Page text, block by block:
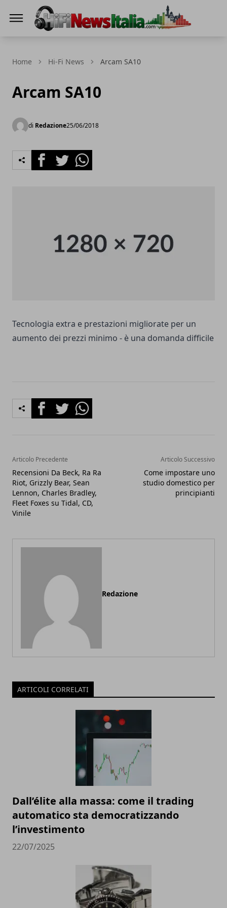
Home Hi-Fi News Arcam SA10
Arcam SA10
di Redazione25/06/2018
FacebookTwitterWhatsapp
Tecnologia extra e prestazioni migliorate per un
aumento dei prezzi minimo - è una domanda difficile
FacebookTwitterWhatsapp
Articolo Precedente
Recensioni Da Beck, Ra Ra
Riot, Grizzly Bear, Sean
Lennon, Charles Bradley,
Fleet Foxes su Tidal, CD,
Vinile
Articolo Successivo
Come impostare uno
studio domestico per
principianti
Redazione
ARTICOLI CORRELATI
Dall’élite alla massa: come il trading
automatico sta democratizzando
l’investimento
22/07/2025